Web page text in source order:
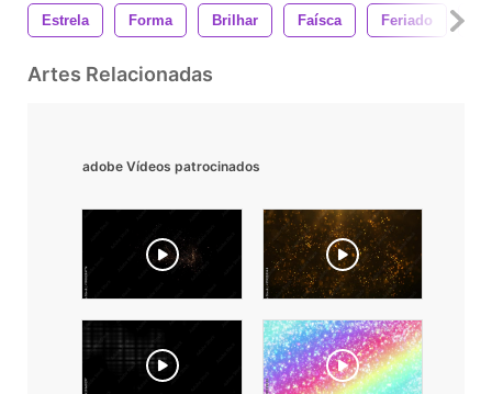
Estrela Forma Brilhar Faísca Feriado
Artes Relacionadas
adobe Vídeos patrocinados